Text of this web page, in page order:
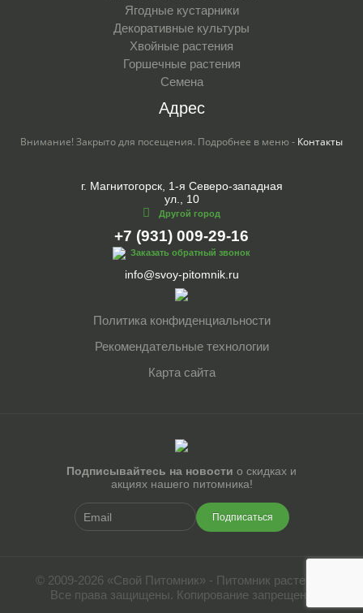
Ягодные кустарники
Декоративные культуры
Хвойные растения
Горшечные растения
Семена
Адрес
Внимание! Закрыто для посещения. Подробнее в меню - Контакты
г. Магнитогорск, 1-я Северо-западная
ул., 10
Другой город
+7 (931) 009-29-16
Заказать обратный звонок
info@svoy-pitomnik.ru
Политика конфиденциальности
Рекомендательные технологии
Карта сайта
Подписывайтесь на новости о скидках и
акциях нашего питомника!
Подписаться
© 2009-2026 «Свой Питомник» - Питомник растений.
Все права защищены. Копирование запрещено